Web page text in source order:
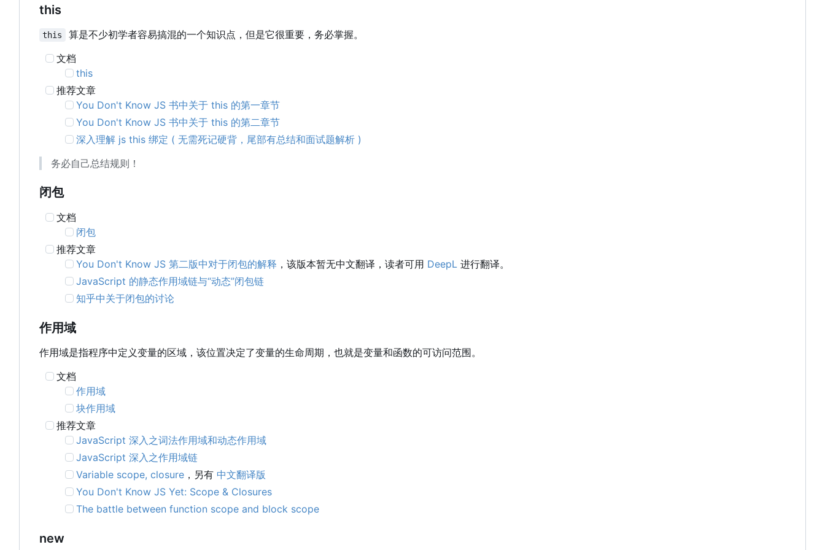
this
this
算是不少初学者容易搞混的一个知识点，但是它很重要，务必掌握。
文档
this
推荐文章
You Don't Know JS 书中关于 this 的第一章节
You Don't Know JS 书中关于 this 的第二章节
深入理解 js this 绑定 ( 无需死记硬背，尾部有总结和面试题解析 )
务必自己总结规则！
闭包
文档
闭包
推荐文章
You Don't Know JS 第二版中对于闭包的解释 ，该版本暂无中文翻译，读者可用 DeepL 进行翻译。
JavaScript 的静态作用域链与“动态”闭包链
知乎中关于闭包的讨论
作用域
作用域是指程序中定义变量的区域，该位置决定了变量的生命周期，也就是变量和函数的可访问范围。
文档
作用域
块作用域
推荐文章
JavaScript 深入之词法作用域和动态作用域
JavaScript 深入之作用域链
Variable scope, closure ，另有 中文翻译版
You Don't Know JS Yet: Scope & Closures
The battle between function scope and block scope
new